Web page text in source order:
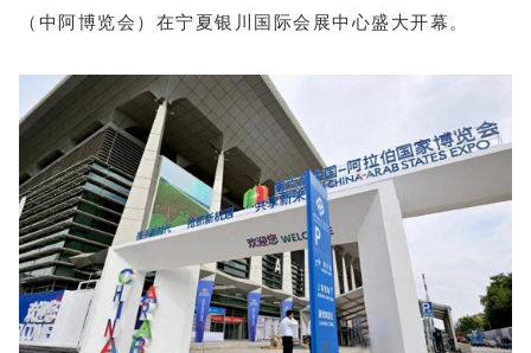
（中阿博览会）在宁夏银川国际会展中心盛大开幕。